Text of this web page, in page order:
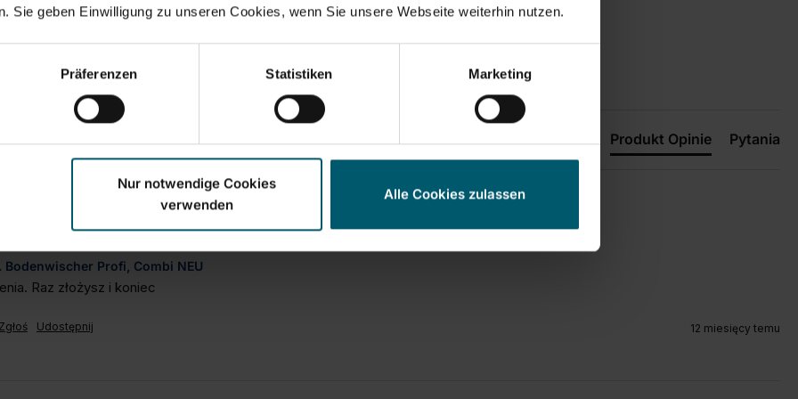
Sie geben Einwilligung zu unseren Cookies, wenn Sie unsere Webseite weiterhin nutzen.
Präferenzen Statistiken Marketing
Nur notwendige Cookies
verwenden
Alle Cookies zulassen
Produkt Opinie Pytania
Profi, Combi NEU
Raz złożysz i koniec
Zgłoś Udostępnij 12 miesięcy temu